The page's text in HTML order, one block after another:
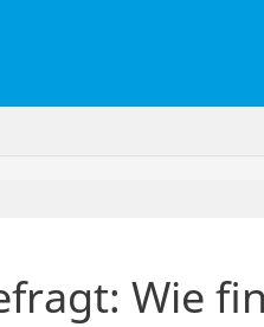
Wie